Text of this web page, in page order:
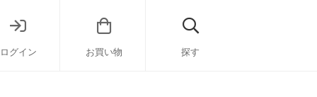
ログイン お買い物 探す